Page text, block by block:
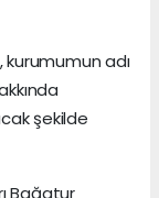
kurumumun adı
şekilde
Bağatur